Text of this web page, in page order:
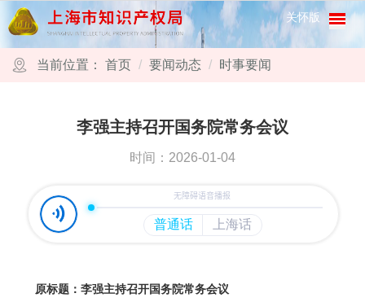
跳转到网站导航区 跳转到主要内容区域 关怀版
当前位置： 首页 要闻动态 时事要闻
李强主持召开国务院常务会议
时间：2026-01-04
原标题：李强主持召开国务院常务会议